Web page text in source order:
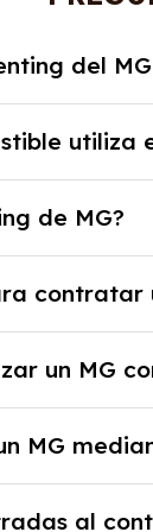
del
utiliza
de MG?
carretera y
contratar
un pago
un MG
empresa de
MG
al